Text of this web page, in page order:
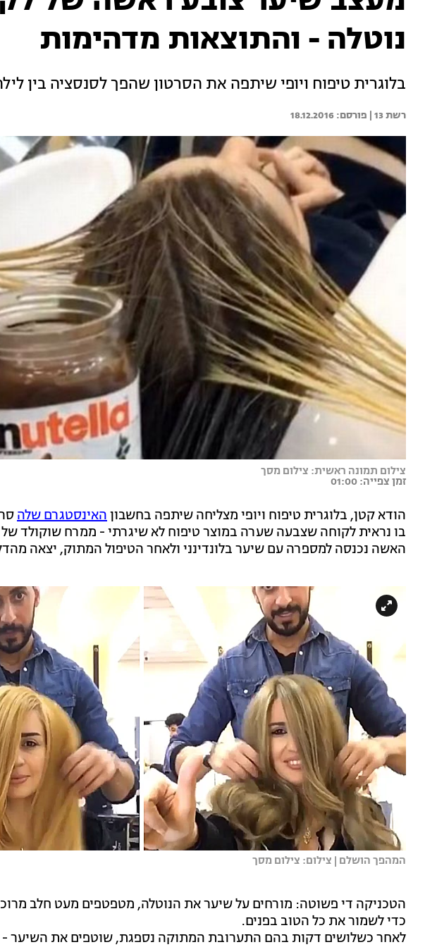
נוטלה - והתוצאות מדהימות
בלוגרית טיפוח ויופי שיתפה את הסרטון שהפך לסנסציה בין
רשת 13 | 18.12.2016
צילום תמונה ראשית: צילום מסך
זמן צפייה: 01:00
הודא קטן, בלוגרית טיפוח ויופי מצליחה שיתפה בחשבוןהאינסטגרם שלה
בו נראית לקוחה שצבעה שערה במוצר טיפוח לא שיגרתי - ממרח שוקולד של
האשה נכנסה למספרה עם שיער בלונדינני ולאחר הטיפול המתוק, יצאה
המהפך הושלם | צילום: צילום מסך
הטכניקה די פשוטה: מורחים על שיער את הנוטלה, מטפטפים מעט חלב
כדי לשמור את כל הטוב בפנים.
לאחר כשלושים דקות בהם התערובת המתוקה נספגת, שוטפים את השיער